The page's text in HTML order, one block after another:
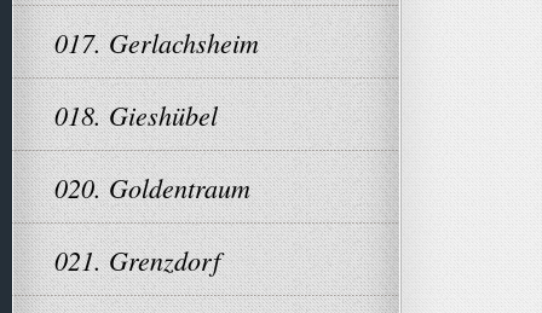
017. Gerlachsheim
018. Gieshübel
020. Goldentraum
021. Grenzdorf